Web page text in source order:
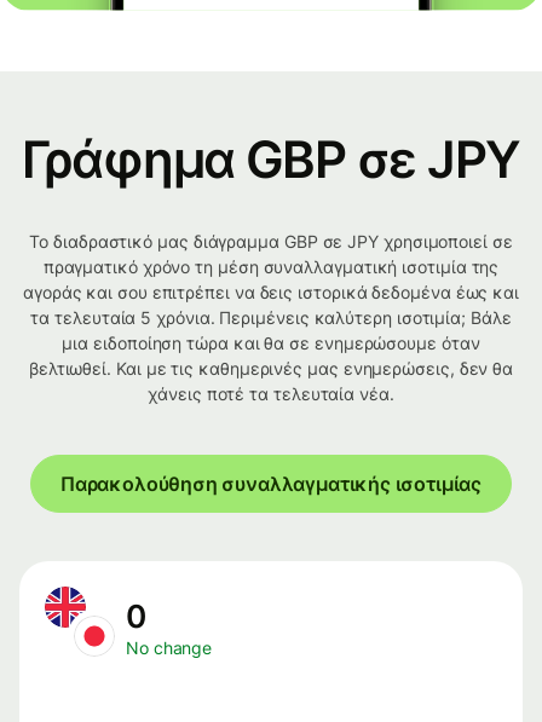
Γράφημα GBP σε JPY
Το διαδραστικό μας διάγραμμα GBP σε JPY χρησιμοποιεί σε
πραγματικό χρόνο τη μέση συναλλαγματική ισοτιμία της
αγοράς και σου επιτρέπει να δεις ιστορικά δεδομένα έως και
τα τελευταία 5 χρόνια. Περιμένεις καλύτερη ισοτιμία; Βάλε
μια ειδοποίηση τώρα και θα σε ενημερώσουμε όταν
βελτιωθεί. Και με τις καθημερινές μας ενημερώσεις, δεν θα
χάνεις ποτέ τα τελευταία νέα.
Παρακολούθηση συναλλαγματικής ισοτιμίας
0
No change